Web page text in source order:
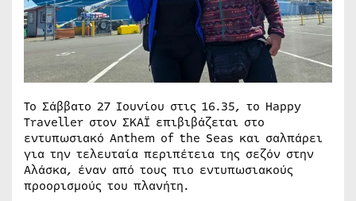
Το Σάββατο 27 Ιουνίου στις 16.35, το Happy
Traveller στον ΣΚΑΪ επιβιβάζεται στο
εντυπωσιακό Anthem of the Seas και σαλπάρει
για την τελευταία περιπέτεια της σεζόν στην
Αλάσκα, έναν από τους πιο εντυπωσιακούς
προορισμούς του πλανήτη.